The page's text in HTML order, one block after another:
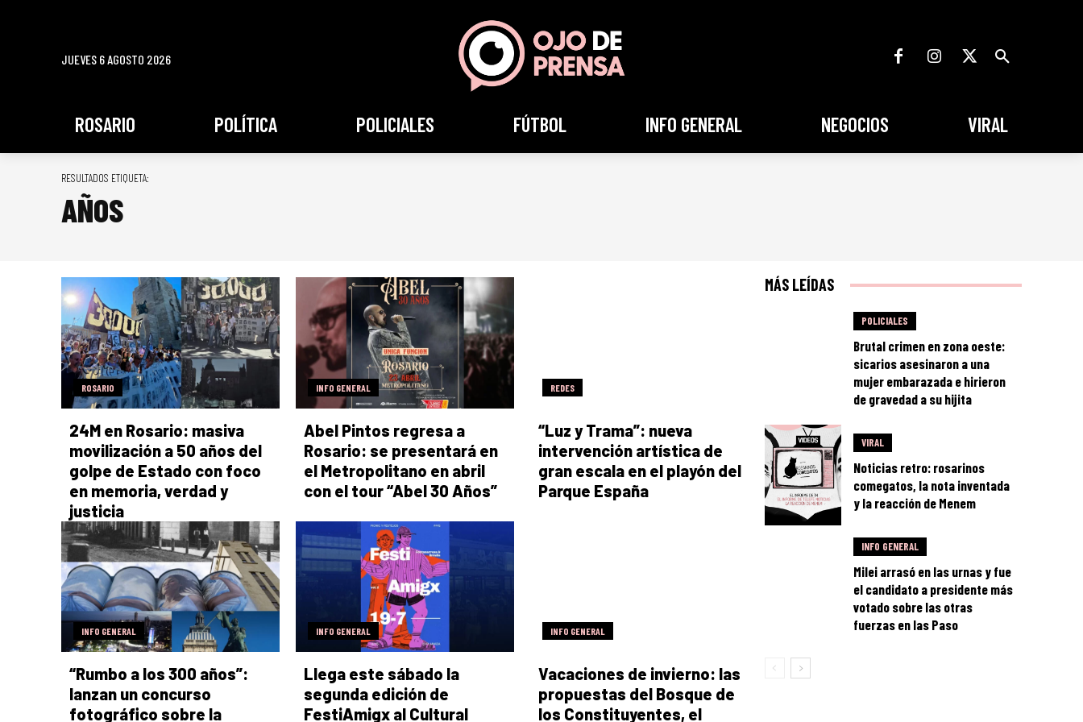
JUEVES 6 AGOSTO 2026
ROSARIO POLÍTICA POLICIALES FÚTBOL INFO GENERAL NEGOCIOS VIRAL
RESULTADOS ETIQUETA:
AÑOS
ROSARIO
24M en Rosario: masiva
movilización a 50 años del
golpe de Estado con foco
en memoria, verdad y
justicia
INFO GENERAL
Abel Pintos regresa a
Rosario: se presentará en
el Metropolitano en abril
con el tour “Abel 30 Años”
REDES
“Luz y Trama”: nueva
intervención artística de
gran escala en el playón del
Parque España
INFO GENERAL
“Rumbo a los 300 años”:
lanzan un concurso
fotográfico sobre la
INFO GENERAL
Llega este sábado la
segunda edición de
FestiAmigx al Cultural
INFO GENERAL
Vacaciones de invierno: las
propuestas del Bosque de
los Constituyentes, el
MÁS LEÍDAS
POLICIALES
Brutal crimen en zona oeste:
sicarios asesinaron a una
mujer embarazada e hirieron
de gravedad a su hijita
VIRAL
Noticias retro: rosarinos
comegatos, la nota inventada
y la reacción de Menem
INFO GENERAL
Milei arrasó en las urnas y fue
el candidato a presidente más
votado sobre las otras
fuerzas en las Paso